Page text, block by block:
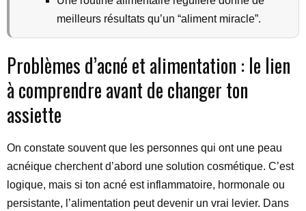
meilleurs résultats qu’un “aliment miracle”.
Problèmes d’acné et alimentation : le lien
à comprendre avant de changer ton
assiette
On constate souvent que les personnes qui ont une peau
acnéique cherchent d’abord une solution cosmétique. C’est
logique, mais si ton acné est inflammatoire, hormonale ou
persistante, l’alimentation peut devenir un vrai levier. Dans